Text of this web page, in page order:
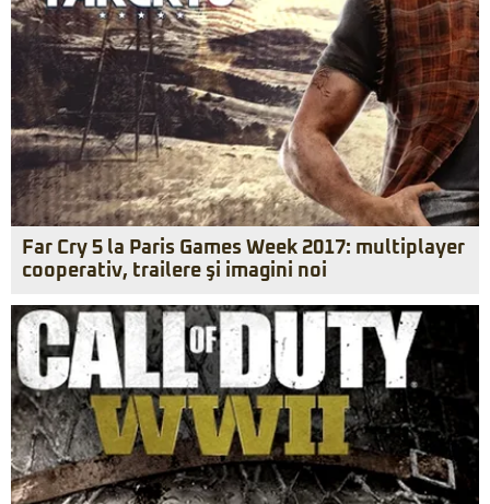
Far Cry 5 la Paris Games Week 2017: multiplayer
cooperativ, trailere şi imagini noi